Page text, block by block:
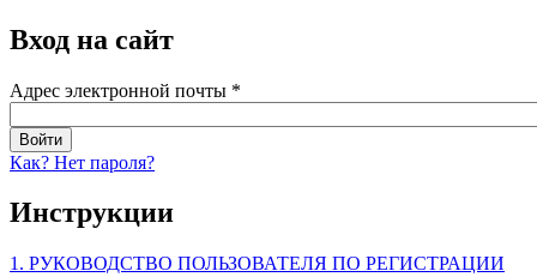
Вход на сайт
Адрес электронной почты *
Как? Нет пароля?
Инструкции
1. РУКОВОДСТВО ПОЛЬЗОВАТЕЛЯ ПО РЕГИСТРАЦИИ